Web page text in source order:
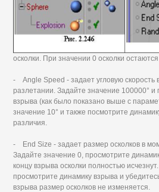
осколки. При значении 0 осколки
- Angle Speed - задает угловую скорость
разлетании. Задайте значение 100000° и
взрыва (как было показано выше с
значение 10° и также посмотрите
различия.
- End Size - задает размер осколков в
Задайте значение 0, просмотрите
концу взрыва осколки полностью
просмотрите динамику взрыва и
взрыва размер осколков не изменяется.